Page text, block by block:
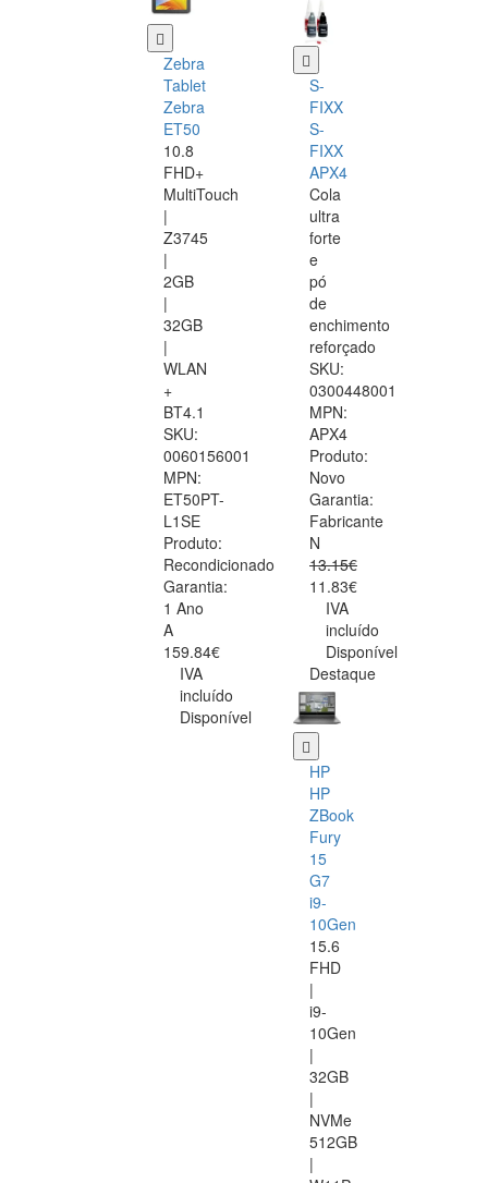
Zebra
Tablet
Zebra
ET50
10.8
FHD+
MultiTouch
|
Z3745
|
2GB
|
32GB
|
WLAN
+
BT4.1
SKU:
0060156001
MPN:
ET50PT-
L1SE
Produto:
Recondicionado
Garantia:
1 Ano
A
159.84€
IVA
incluído
Disponível
S-
FIXX
S-
FIXX
APX4
Cola
ultra
forte
e
pó
de
enchimento
reforçado
SKU:
0300448001
MPN:
APX4
Produto:
Novo
Garantia:
Fabricante
N
13.15€
11.83€
IVA
incluído
Disponível
Destaque
HP
HP
ZBook
Fury
15
G7
i9-
10Gen
15.6
FHD
|
i9-
10Gen
|
32GB
|
NVMe
512GB
|